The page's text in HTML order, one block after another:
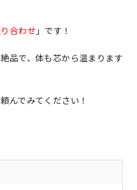
合わせ 」です！
品で、体も芯から温まります
んでみてください！